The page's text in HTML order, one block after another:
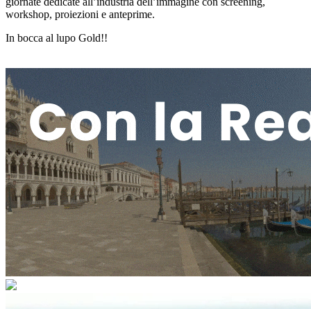
workshop, proiezioni e anteprime.
In bocca al lupo Gold!!